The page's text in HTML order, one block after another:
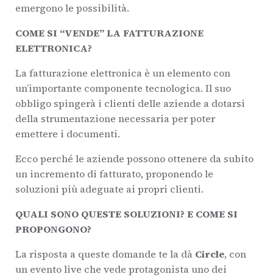
emergono le possibilità.
COME SI “VENDE” LA FATTURAZIONE
ELETTRONICA?
La fatturazione elettronica è un elemento con
un’importante componente tecnologica. Il suo
obbligo spingerà i clienti delle aziende a dotarsi
della strumentazione necessaria per poter
emettere i documenti.
Ecco perché le aziende possono ottenere da subito
un incremento di fatturato, proponendo le
soluzioni più adeguate ai propri clienti.
QUALI SONO QUESTE SOLUZIONI? E COME SI
PROPONGONO?
La risposta a queste domande te la dà Circle, con
un evento live che vede protagonista uno dei